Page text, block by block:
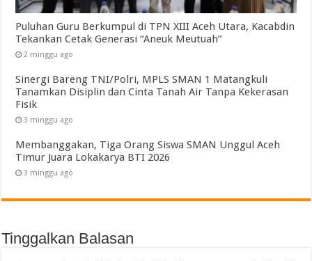
Puluhan Guru Berkumpul di TPN XIII Aceh Utara, Kacabdin
Tekankan Cetak Generasi “Aneuk Meutuah”
2 minggu ago
Sinergi Bareng TNI/Polri, MPLS SMAN 1 Matangkuli
Tanamkan Disiplin dan Cinta Tanah Air Tanpa Kekerasan
Fisik
3 minggu ago
Membanggakan, Tiga Orang Siswa SMAN Unggul Aceh
Timur Juara Lokakarya BTI 2026
3 minggu ago
Tinggalkan Balasan